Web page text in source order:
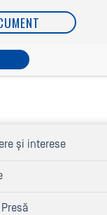
şi interese